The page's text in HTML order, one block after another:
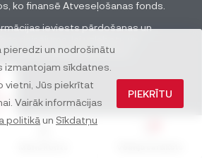
un nodrošinātu
izmantojam sīkdatnes.
vietni, Jūs piekrītat
Vairāk informācijas
politikā un Sīkdatņu
PIEKRĪTU
ko finansē Atveseļošanas fonds.
ieviests pārdošanas un
pārdošanas procesus.